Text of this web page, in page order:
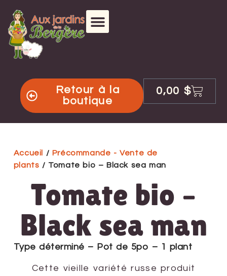
Retour à la
boutique
0,00 $
Accueil / Précommande - Vente de
plants / Tomate bio – Black sea man
Tomate bio –
Black sea man
Type déterminé – Pot de 5po – 1 plant
Cette vieille variété russe produit